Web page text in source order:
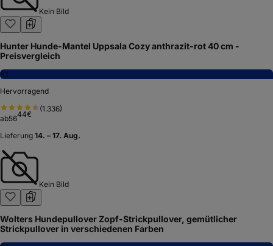
Kein Bild
Hunter Hunde-Mantel Uppsala Cozy anthrazit-rot 40 cm -
Preisvergleich
8,1
Hervorragend
(1.336)
ab5644€
Lieferung 14. – 17. Aug.
Kein Bild
Wolters Hundepullover Zopf-Strickpullover, gemütlicher
Strickpullover in verschiedenen Farben